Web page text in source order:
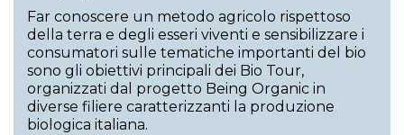
Far conoscere un metodo agricolo rispettoso
della terra e degli esseri viventi e sensibilizzare i
consumatori sulle tematiche importanti del bio
sono gli obiettivi principali dei Bio Tour,
organizzati dal progetto Being Organic in
diverse filiere caratterizzanti la produzione
biologica italiana.